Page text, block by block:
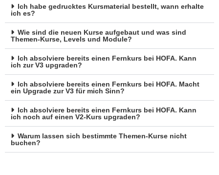
Ich habe gedrucktes Kursmaterial bestellt, wann erhalte
ich es?
Wie sind die neuen Kurse aufgebaut und was sind
Themen-Kurse, Levels und Module?
Ich absolviere bereits einen Fernkurs bei HOFA. Kann
ich zur V3 upgraden?
Ich absolviere bereits einen Fernkurs bei HOFA. Macht
ein Upgrade zur V3 für mich Sinn?
Ich absolviere bereits einen Fernkurs bei HOFA. Kann
ich noch auf einen V2-Kurs upgraden?
Warum lassen sich bestimmte Themen-Kurse nicht
buchen?